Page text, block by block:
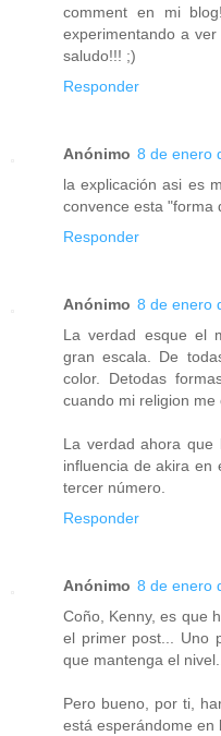
comment en mi
experimentando a
saludo!!! ;)
Responder
Anónimo 8 de enero
la explicación asi es
convence esta "forma
Responder
Anónimo 8 de enero
La verdad esque el
gran escala. De
color. Detodas
cuando mi religion me
La verdad ahora que
influencia de akira en
tercer número.
Responder
Anónimo 8 de enero
Coño, Kenny, es que
el primer post... Uno
que mantenga el
Pero bueno, por ti,
está esperándome en